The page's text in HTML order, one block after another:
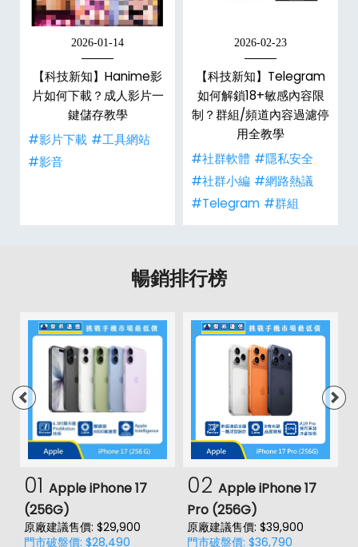
2026-01-14
【科技新知】Hanime影
片如何下載？成人影片一
鍵儲存教學
#影片下載 #工具網站
#影音
2026-02-23
【科技新知】Telegram
如何解鎖18+敏感內容限
制？群組/頻道內容過濾停
用全教學
#社群軟體 #隱私安全
#社群小編 #網路熱議
#Telegram #群組
暢銷排行榜
01 Apple iPhone 17
(256G)
原廠建議售價: $29,900
門市破盤價: $28,490
02 Apple iPhone 17
Pro (256G)
原廠建議售價: $39,900
門市破盤價: $36,790